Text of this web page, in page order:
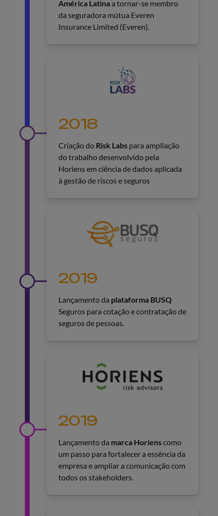
América Latinaa tornar-se membro
da seguradora mútua Everen
Insurance Limited (Everen).
2018
Criação do Risk Labs para ampliação
do trabalho desenvolvido pela
Horiens em ciência de dados aplicada
à gestão de riscos e seguros
2019
Lançamento da plataforma BUSQ
Seguros para cotação e contratação de
seguros de pessoas.
2019
Lançamento da marca Horienscomo
um passo para fortalecer a essência da
empresa e ampliar a comunicação com
todos os stakeholders.